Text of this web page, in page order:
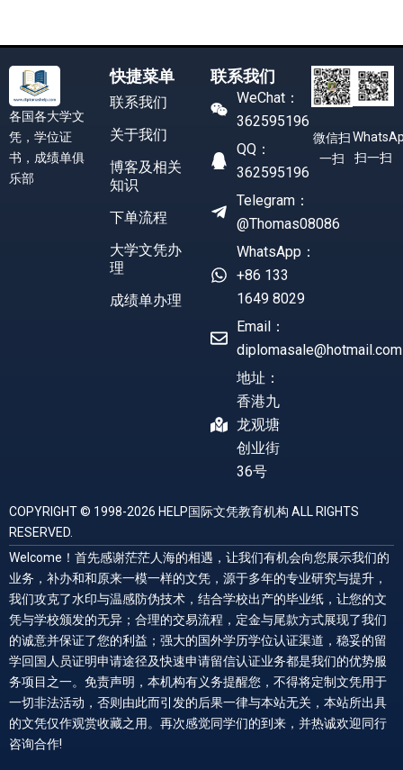
各国各大学文
凭，学位证
书，成绩单俱
乐部
快捷菜单
联系我们
关于我们
博客及相关
知识
下单流程
大学文凭办
理
成绩单办理
联系我们
WeChat：
362595196
QQ：
362595196
Telegram：
@Thomas08086
WhatsApp：
+86 133
1649 8029
Email：
diplomasale@hotmail.com
地址：
香港九
龙观塘
创业街
36号
微信扫
一扫
扫一扫
COPYRIGHT © 1998-2026 HELP国际文凭教育机构 ALL RIGHTS
RESERVED.
Welcome！首先感谢茫茫人海的相遇，让我们有机会向您展示我们的
业务，补办和和原来一模一样的文凭，源于多年的专业研究与提升，
我们攻克了水印与温感防伪技术，结合学校出产的毕业纸，让您的文
凭与学校颁发的无异；合理的交易流程，定金与尾款方式展现了我们
的诚意并保证了您的利益；强大的国外学历学位认证渠道，稳妥的留
学回国人员证明申请途径及快速申请留信认证业务都是我们的优势服
务项目之一。免责声明，本机构有义务提醒您，不得将定制文凭用于
一切非法活动，否则由此而引发的后果一律与本站无关，本站所出具
的文凭仅作观赏收藏之用。再次感觉同学们的到来，并热诚欢迎同行
咨询合作!